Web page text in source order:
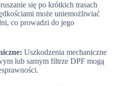
się po krótkich trasach
może uniemożliwiać
co prowadzi do jego
Uszkodzenia mechaniczne
lub samym filtrze DPF mogą